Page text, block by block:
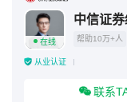
在线
中信证
帮助10万+人
从业认证
联系